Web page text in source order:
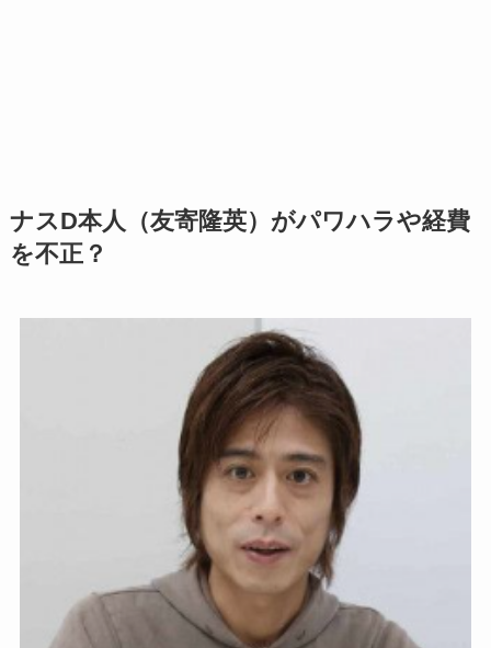
ナスD本人（友寄隆英）がパワハラや経費
を不正？